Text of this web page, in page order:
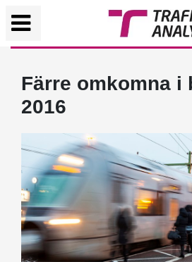
Färre omkomna i
2016